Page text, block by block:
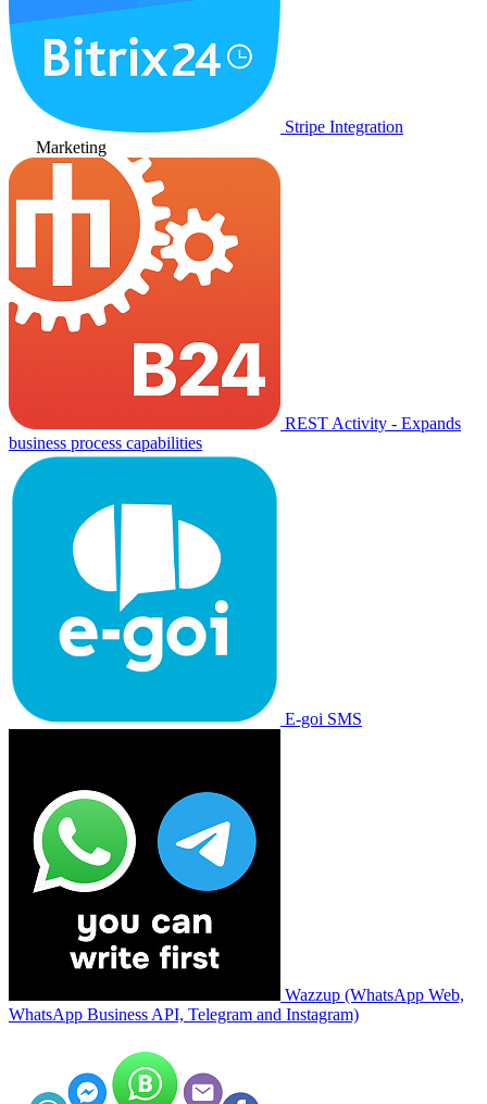
Stripe Integration
Marketing
REST Activity - Expands
business process capabilities
E-goi SMS
Wazzup (WhatsApp Web,
WhatsApp Business API, Telegram and Instagram)